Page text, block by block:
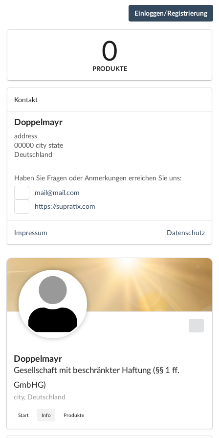
Einloggen/Registrierung
Doppelmayr
Gesellschaft mit beschränkter Haftung (§§ 1 ff.
GmbHG)
city, Deutschland
Start Info Produkte
0
PRODUKTE
Kontakt
Doppelmayr
address
00000 city state
Deutschland
Haben Sie Fragen oder Anmerkungen erreichen Sie uns:
mail@mail.com
https://supratix.com
Datenschutz
Impressum